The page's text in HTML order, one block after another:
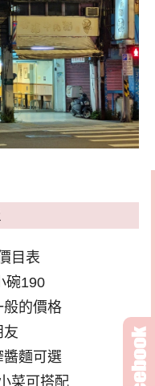
目表
碗190
般的價格
友
醬麵可選
菜可搭配